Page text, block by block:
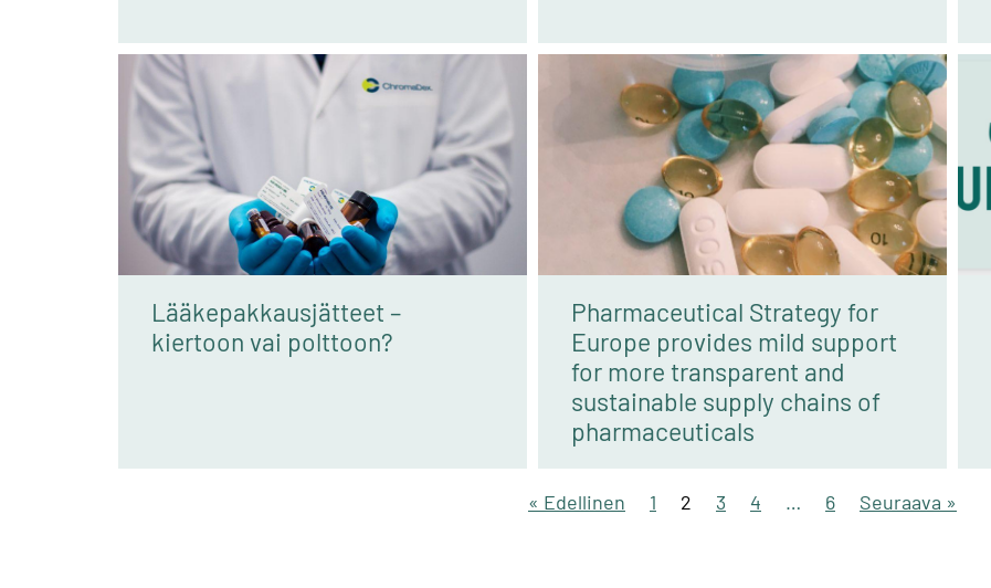
Lääkepakkausjätteet –
kiertoon vai polttoon?
Pharmaceutical Strategy for
Europe provides mild support
for more transparent and
sustainable supply chains of
pharmaceuticals
« Edellinen 1 2 3 4 … 6 Seuraava »